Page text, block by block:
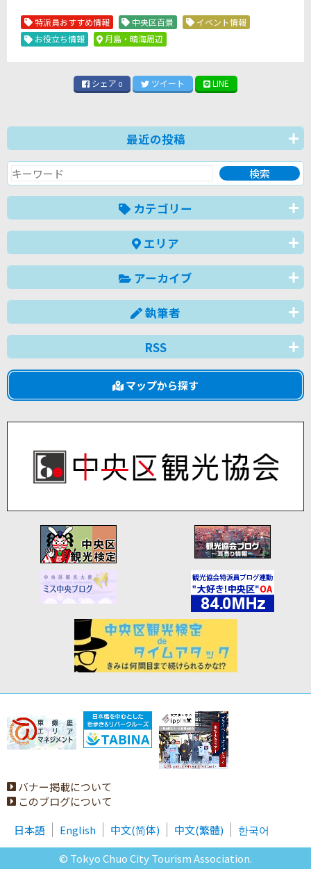
特派員おすすめ情報 中央区百景
イベント情報
お役立ち情報
月島・晴海周辺
シェア 0 ツイート LINE
最近の投稿
カテゴリー
エリア
アーカイブ
執筆者
RSS
マップから探す
バナー掲載について
このブログについて
日本語
English 中文(简体) 中文(繁體)
한국어
© Tokyo Chuo City Tourism Association.